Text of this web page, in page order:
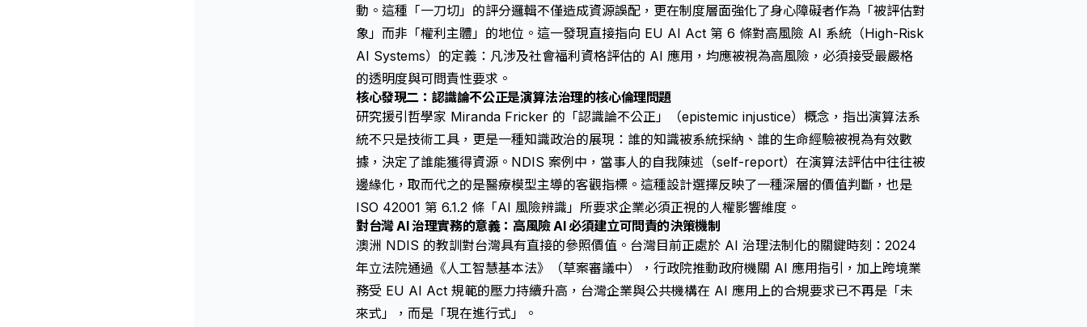
動。這種「一刀切」的評分邏輯不僅造成資源誤配，更在制度層面強化了身心障礙者作為「被評估對
象」而非「權利主體」的地位。這一發現直接指向 EU AI Act 第 6 條對高風險 AI 系統（High-Risk
AI Systems）的定義：凡涉及社會福利資格評估的 AI 應用，均應被視為高風險，必須接受最嚴格
的透明度與可問責性要求。
核心發現二：認識論不公正是演算法治理的核心倫理問題
研究援引哲學家 Miranda Fricker 的「認識論不公正」（epistemic injustice）概念，指出演算法系
統不只是技術工具，更是一種知識政治的展現：誰的知識被系統採納、誰的生命經驗被視為有效數
據，決定了誰能獲得資源。NDIS 案例中，當事人的自我陳述（self-report）在演算法評估中往往被
邊緣化，取而代之的是醫療模型主導的客觀指標。這種設計選擇反映了一種深層的價值判斷，也是
ISO 42001 第 6.1.2 條「AI 風險辨識」所要求企業必須正視的人權影響維度。
對台灣 AI 治理實務的意義：高風險 AI 必須建立可問責的決策機制
澳洲 NDIS 的教訓對台灣具有直接的參照價值。台灣目前正處於 AI 治理法制化的關鍵時刻：2024
年立法院通過《人工智慧基本法》（草案審議中），行政院推動政府機關 AI 應用指引，加上跨境業
務受 EU AI Act 規範的壓力持續升高，台灣企業與公共機構在 AI 應用上的合規要求已不再是「未
來式」，而是「現在進行式」。